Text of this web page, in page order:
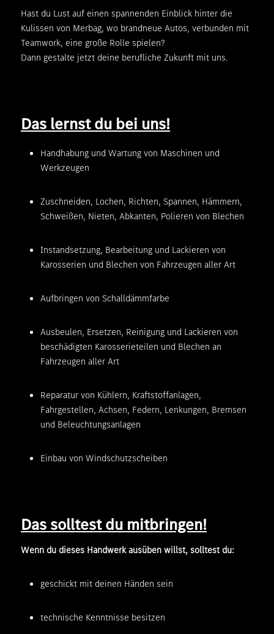
Hast du Lust auf einen spannenden Einblick hinter die
Kulissen von Merbag, wo brandneue Autos, verbunden mit
Teamwork, eine große Rolle spielen?
Dann gestalte jetzt deine berufliche Zukunft mit uns.
Das lernst du bei uns!
Handhabung und Wartung von Maschinen und
Werkzeugen
Zuschneiden, Lochen, Richten, Spannen, Hämmern,
Schweißen, Nieten, Abkanten, Polieren von Blechen
Instandsetzung, Bearbeitung und Lackieren von
Karosserien und Blechen von Fahrzeugen aller Art
Aufbringen von Schalldämmfarbe
Ausbeulen, Ersetzen, Reinigung und Lackieren von
beschädigten Karosserieteilen und Blechen an
Fahrzeugen aller Art
Reparatur von Kühlern, Kraftstoffanlagen,
Fahrgestellen, Achsen, Federn, Lenkungen, Bremsen
und Beleuchtungsanlagen
Einbau von Windschutzscheiben
Das solltest du mitbringen!
Wenn du dieses Handwerk ausüben willst, solltest du:
geschickt mit deinen Händen sein
technische Kenntnisse besitzen